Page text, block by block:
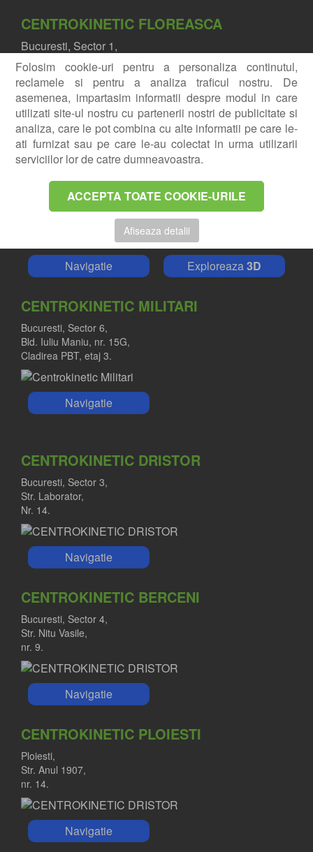
Folosim cookie-uri pentru a personaliza continutul,
reclamele si pentru a analiza traficul nostru. De
asemenea, impartasim informatii despre modul in care
utilizati site-ul nostru cu partenerii nostri de publicitate si
analiza, care le pot combina cu alte informatii pe care le-
ati furnizat sau pe care le-au colectat in urma utilizarii
serviciilor lor de catre dumneavoastra.
ACCEPTA TOATE COOKIE-URILE
Afiseaza detalii
CENTROKINETIC FLOREASCA
Bucuresti, Sector 1,
Bd. Mircea Eliade, nr. 18.
Eliade Tower, intrarea A, Etaj 3
Navigatie Exploreaza3D
CENTROKINETIC Barbu Vacarescu
Bucuresti, Sector 2,
Str. Barbu Văcărescu, nr. 102
102 The Address, Parter
Navigatie Exploreaza3D
CENTROKINETIC MILITARI
Bucuresti, Sector 6,
Bld. Iuliu Maniu, nr. 15G,
Cladirea PBT, etaj 3.
Navigatie
CENTROKINETIC DRISTOR
Bucuresti, Sector 3,
Str. Laborator,
Nr. 14.
Navigatie
CENTROKINETIC BERCENI
Bucuresti, Sector 4,
Str. Nitu Vasile,
nr. 9.
Navigatie
CENTROKINETIC PLOIESTI
Ploiesti,
Str. Anul 1907,
nr. 14.
Navigatie